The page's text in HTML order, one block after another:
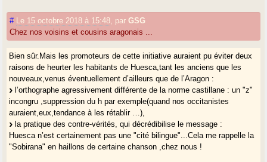
# Le 15 octobre 2018 à 15:48 parGSG
Chez nos voisins et cousins aragonais ...
Bien sûr.Mais les promoteurs de cette initiative auraient pu éviter deux
raisons de heurter les habitants de Huesca,tant les anciens que les
nouveaux,venus éventuellement d’ailleurs que de l’Aragon :
l’orthographe agressivement différente de la norme castillane : un "z"
incongru ,suppression du h par exemple(quand nos occitanistes
auraient,eux,tendance à les rétablir …),
la pratique des contre-vérités, qui décrédibilise le message :
Huesca n’est certainement pas une "cité bilingue"...Cela me rappelle la
"Sobirana" en haillons de certaine chanson ,chez nous !